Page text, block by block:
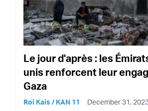
Le jour d'après : les
unis renforcent leur
Gaza
Roi Kais / KAN 11 December 31,